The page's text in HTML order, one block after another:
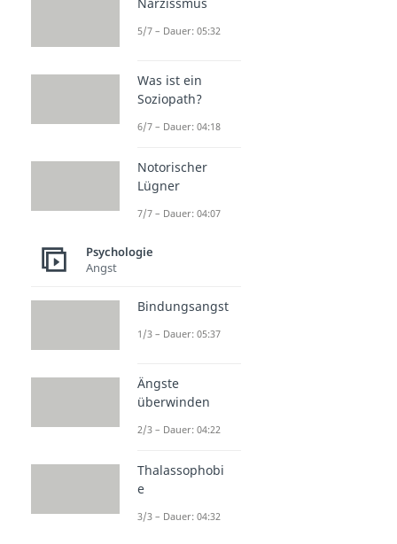
5/7 – Dauer: 05:32
Was ist ein
Soziopath?
6/7 – Dauer: 04:18
Notorischer
Lügner
7/7 – Dauer: 04:07
Psychologie
Angst
Bindungsangst
1/3 – Dauer: 05:37
Ängste
überwinden
2/3 – Dauer: 04:22
Thalassophobi
e
3/3 – Dauer: 04:32